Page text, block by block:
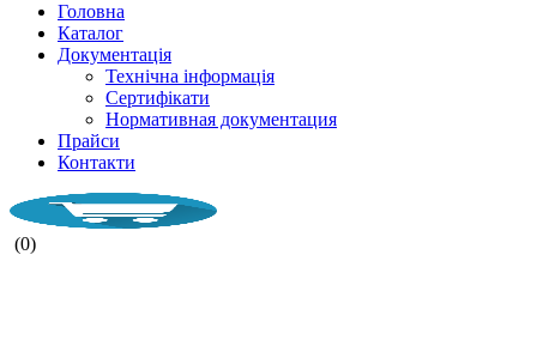
Головна
Каталог
Документація
Технічна інформація
Сертифікати
Нормативная документация
Прайси
Контакти
(0)